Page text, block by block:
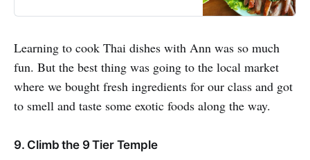
learn the secrets of the delicious
take A Thai cooking class in Chiang
Learning to cook Thai dishes with Ann was so much
fun. But the best thing was going to the local market
where we bought fresh ingredients for our class and got
to smell and taste some exotic foods along the way.
9. Climb the 9 Tier Temple